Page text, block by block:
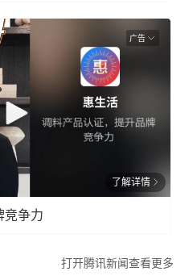
广告
了解详情
竞争力
打开腾讯新闻查看更多